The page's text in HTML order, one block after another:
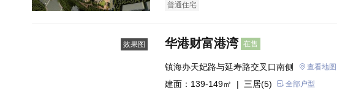
普通住宅
效果图 华港财富港湾 在售
镇海办天妃路与延寿路交叉口南侧 查看地图
建面：139-149㎡ | 三居(5) 全部户型